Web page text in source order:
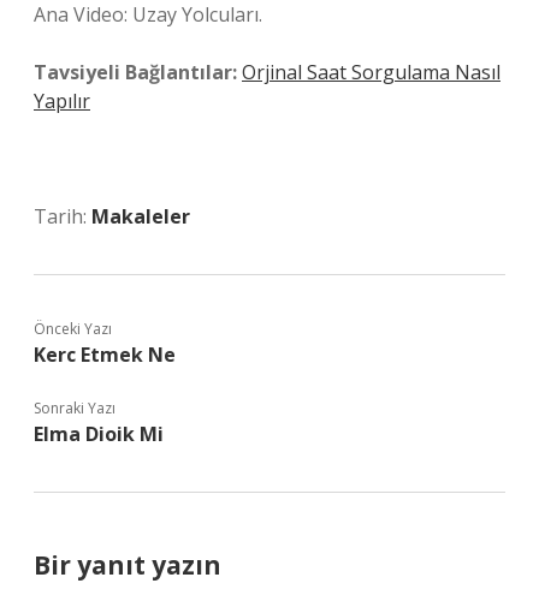
Ana Video: Uzay Yolcuları.
Tavsiyeli Bağlantılar:Orjinal Saat Sorgulama Nasıl
Yapılır
Tarih: Makaleler
Önceki Yazı
Kerc Etmek Ne
Sonraki Yazı
Elma Dioik Mi
Bir yanıt yazın